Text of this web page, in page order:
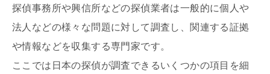
探偵事務所や興信所などの探偵業者は一般的に個人や
法人などの様々な問題に対して調査し、関連する証拠
や情報などを収集する専門家です。
ここでは日本の探偵が調査できるいくつかの項目を細